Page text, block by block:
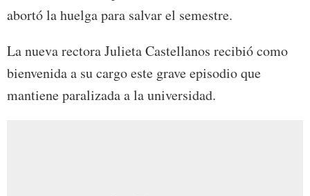
abortó la huelga para salvar el semestre.
La nueva rectora Julieta Castellanos recibió como
bienvenida a su cargo este grave episodio que
mantiene paralizada a la universidad.